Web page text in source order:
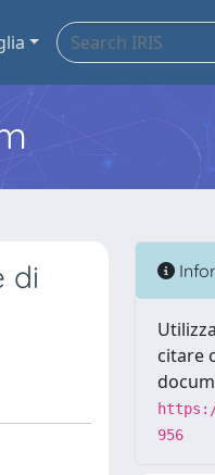
di
citare
956